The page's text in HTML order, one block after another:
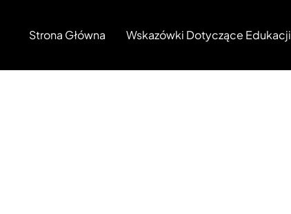
Strona Główna Wskazówki Dotyczące Edukacji